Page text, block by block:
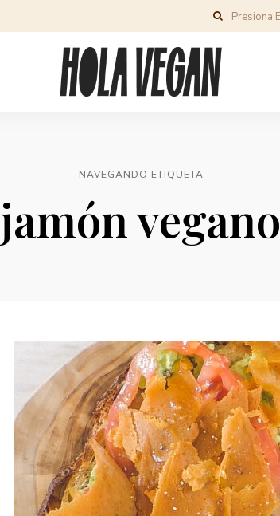
NAVEGANDO ETIQUETA
jamón vegano